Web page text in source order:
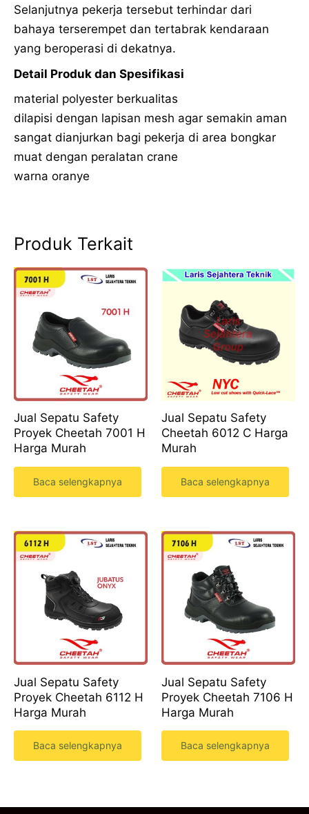
Selanjutnya pekerja tersebut terhindar dari
bahaya terserempet dan tertabrak kendaraan
yang beroperasi di dekatnya.
Detail Produk dan Spesifikasi
material polyester berkualitas
dilapisi dengan lapisan mesh agar semakin aman
sangat dianjurkan bagi pekerja di area bongkar
muat dengan peralatan crane
warna oranye
Produk Terkait
Jual Sepatu Safety
Proyek Cheetah 7001 H
Harga Murah
Baca selengkapnya
Jual Sepatu Safety
Cheetah 6012 C Harga
Murah
Baca selengkapnya
Jual Sepatu Safety
Proyek Cheetah 6112 H
Harga Murah
Baca selengkapnya
Jual Sepatu Safety
Proyek Cheetah 7106 H
Harga Murah
Baca selengkapnya